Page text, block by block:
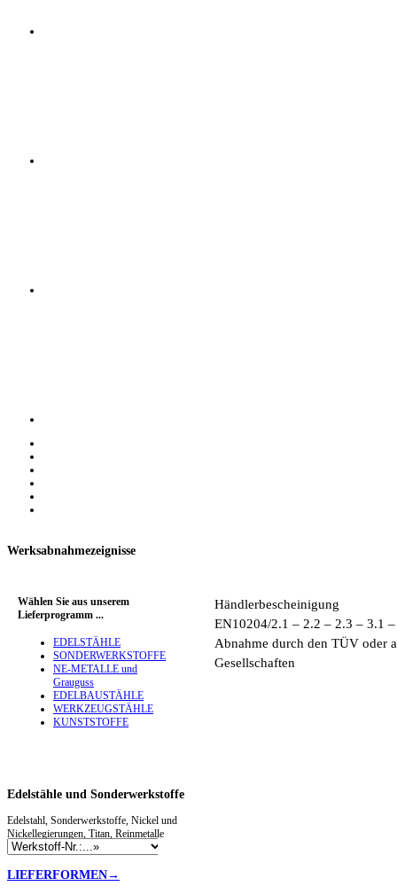
Werksabnahmezeignisse
Wählen Sie aus unserem
Lieferprogramm ...
EDELSTÄHLE
SONDERWERKSTOFFE
NE-METALLE und
Grauguss
EDELBAUSTÄHLE
WERKZEUGSTÄHLE
KUNSTSTOFFE
Händlerbescheinigung
EN10204/2.1 – 2.2 – 2.3 – 3.1
Abnahme durch den TÜV oder
Gesellschaften
Edelstähle und Sonderwerkstoffe
Edelstahl, Sonderwerkstoffe, Nickel und
Nickellegierungen, Titan, Reinmetalle
LIEFERFORMEN→